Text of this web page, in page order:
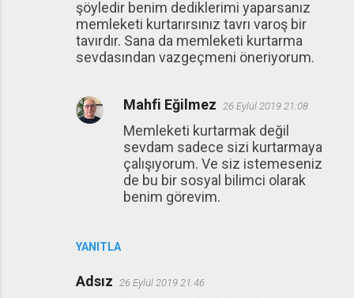
şöyledir benim dediklerimi yaparsanız
memleketi kurtarırsınız tavrı varoş bir
tavırdır. Sana da memleketi kurtarma
sevdasından vazgeçmeni öneriyorum.
YANITLA
Mahfi Eğilmez 26 Eylül 2019 21:08
Memleketi kurtarmak değil
sevdam sadece sizi kurtarmaya
çalışıyorum. Ve siz istemeseniz
de bu bir sosyal bilimci olarak
benim görevim.
Adsız 26 Eylül 2019 21:46